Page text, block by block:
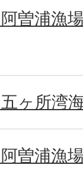
曽浦漁
ヶ所湾
曽浦漁